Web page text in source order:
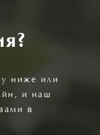
ниже или
и наш
в